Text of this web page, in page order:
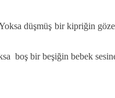
düşmüş bir kipriğin
boş bir beşiğin bebek